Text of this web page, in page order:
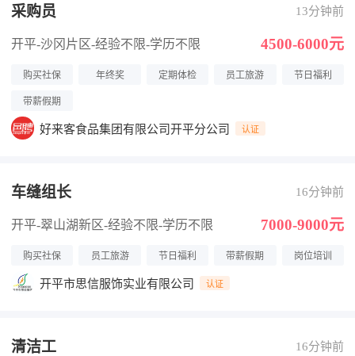
采购员 13分钟前
开平-沙冈片区-经验不限-学历不限 4500-6000元
购买社保 年终奖 定期体检 员工旅游 节日福利
带薪假期
好来客食品集团有限公司开平分公司 认证
车缝组长 16分钟前
开平-翠山湖新区-经验不限-学历不限 7000-9000元
购买社保 员工旅游 节日福利 带薪假期 岗位培训
开平市思信服饰实业有限公司 认证
清洁工 16分钟前